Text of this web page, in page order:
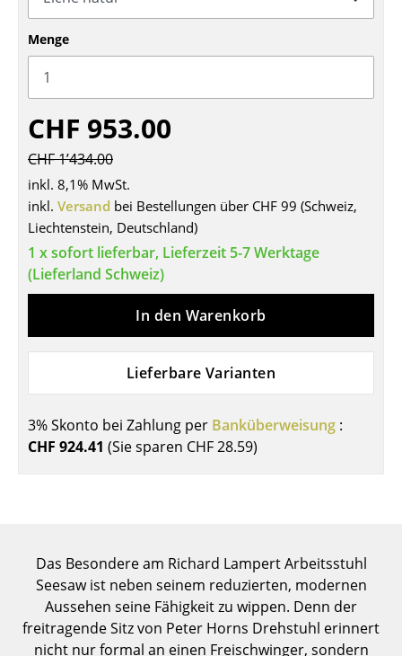
Tische
Esstische
Beistelltische
Couchtische
Schreibtische
Sekretäre & PC-Tische
Konferenztische
Stehtische & Stehpulte
Servierwagen
Einzelteile
... alle Tische
Bücherregale
Wandregale
Sideboards & Kommoden
Menge
CHF 953.00
CHF 1’434.00
inkl. 8,1% MwSt.
inkl. Versand bei Bestellungen über CHF 99 (Schweiz,
Liechtenstein, Deutschland)
1 x sofort lieferbar, Lieferzeit 5-7 Werktage
(Lieferland Schweiz)
In den Warenkorb
Lieferbare Varianten
3% Skonto bei Zahlung per Banküberweisung :
CHF 924.41 (Sie sparen CHF 28.59)
Das Besondere am Richard Lampert Arbeitsstuhl
Seesaw ist neben seinem reduzierten, modernen
Aussehen seine Fähigkeit zu wippen. Denn der
freitragende Sitz von Peter Horns Drehstuhl erinnert
nicht nur formal an einen Freischwinger, sondern